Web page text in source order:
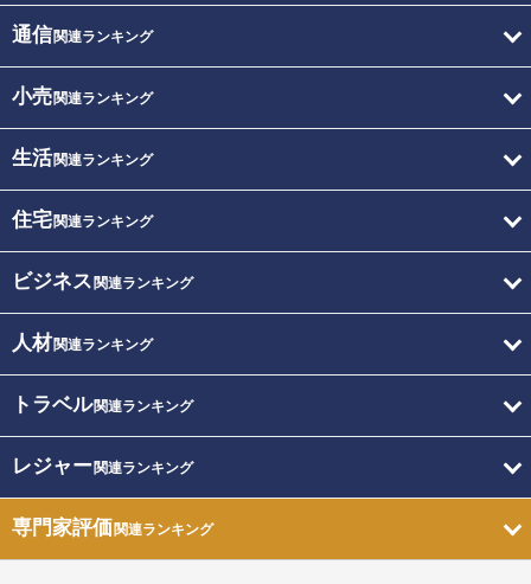
通信関連ランキング
小売関連ランキング
生活関連ランキング
住宅関連ランキング
ビジネス 関連ランキング
人材関連ランキング
トラベル関連ランキング
レジャー関連ランキング
専門家評価関連ランキング